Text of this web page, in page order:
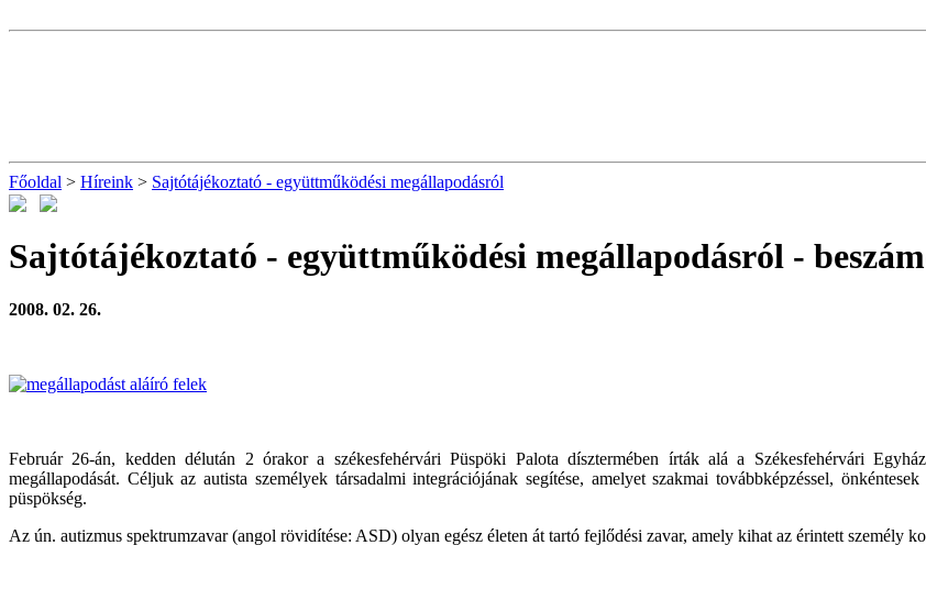
Főoldal > Híreink > Sajtótájékoztató - együttműködési megállapodásról
Sajtótájékoztató - együttműködési megállapodásról -
2008. 02. 26.
Február 26-án, kedden délután 2 órakor a székesfehérvári Püspöki Palota dísztermében írták alá a Székesfehérvári
megállapodását. Céljuk az autista személyek társadalmi integrációjának segítése, amelyet szakmai továbbképzéssel,
püspökség.
Az ún. autizmus spektrumzavar (angol rövidítése: ASD) olyan egész életen át tartó fejlődési zavar, amely kihat az érintett személy